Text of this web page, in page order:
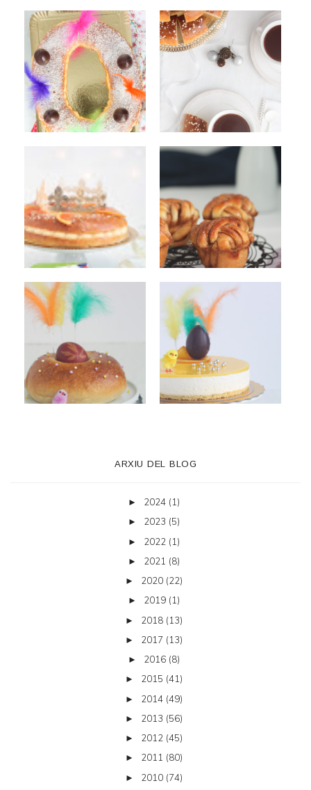
ARXIU DEL BLOG
► 2024 (1)
► 2023 (5)
► 2022 (1)
► 2021 (8)
► 2020 (22)
► 2019 (1)
► 2018 (13)
► 2017 (13)
► 2016 (8)
► 2015 (41)
► 2014 (49)
► 2013 (56)
► 2012 (45)
► 2011 (80)
► 2010 (74)